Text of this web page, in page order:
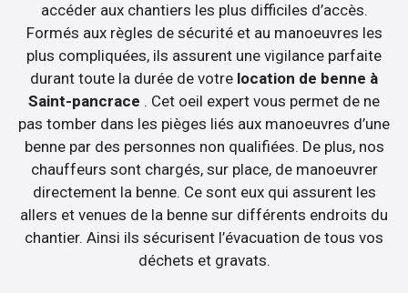
accéder aux chantiers les plus difficiles d’accès.
Formés aux règles de sécurité et au manoeuvres les
plus compliquées, ils assurent une vigilance parfaite
durant toute la durée de votre location de benne à
Saint-pancrace . Cet oeil expert vous permet de ne
pas tomber dans les pièges liés aux manoeuvres d’une
benne par des personnes non qualifiées. De plus, nos
chauffeurs sont chargés, sur place, de manoeuvrer
directement la benne. Ce sont eux qui assurent les
allers et venues de la benne sur différents endroits du
chantier. Ainsi ils sécurisent l’évacuation de tous vos
déchets et gravats.